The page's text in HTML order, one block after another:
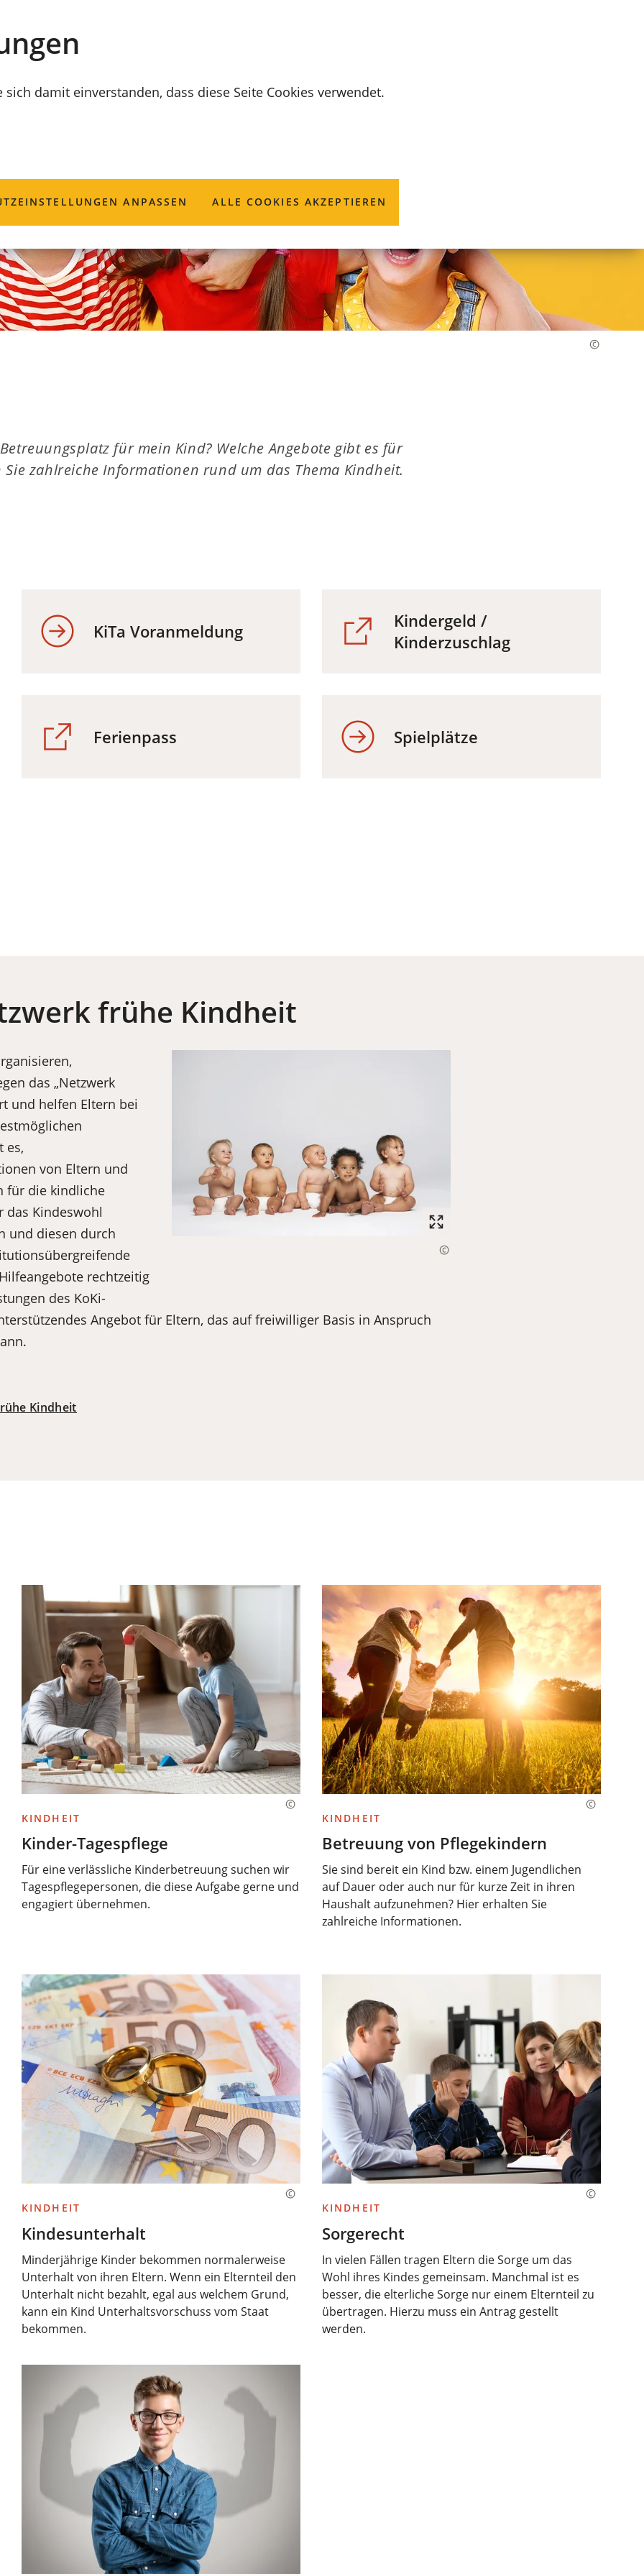
damit einverstanden, dass diese Seite Cookies verwendet.
ANPASSEN ALLE COOKIES AKZEPTIEREN
für mein Kind? Welche Angebote gibt es für
zahlreiche Informationen rund um das Thema Kindheit.
KiTa Voranmeldung
Kindergeld /
Kinderzuschlag
Ferienpass Spielplätze
frühe Kindheit
das „Netzwerk
und helfen Eltern bei
es,
von Eltern und
für die kindliche
das Kindeswohl
und diesen durch
rechtzeitig
des KoKi-
Angebot für Eltern, das auf freiwilliger Basis in Anspruch
Kindheit
KINDHEIT
Kinder-Tagespflege
Für eine verlässliche Kinderbetreuung suchen wir
Tagespflegepersonen, die diese Aufgabe gerne und
engagiert übernehmen.
KINDHEIT
Betreuung von Pflegekindern
Sie sind bereit ein Kind bzw. einem Jugendlichen
auf Dauer oder auch nur für kurze Zeit in ihren
Haushalt aufzunehmen? Hier erhalten Sie
zahlreiche Informationen.
KINDHEIT
Kindesunterhalt
Minderjährige Kinder bekommen normalerweise
Unterhalt von ihren Eltern. Wenn ein Elternteil den
Unterhalt nicht bezahlt, egal aus welchem Grund,
kann ein Kind Unterhaltsvorschuss vom Staat
bekommen.
KINDHEIT
Sorgerecht
In vielen Fällen tragen Eltern die Sorge um das
Wohl ihres Kindes gemeinsam. Manchmal ist es
besser, die elterliche Sorge nur einem Elternteil zu
übertragen. Hierzu muss ein Antrag gestellt
werden.